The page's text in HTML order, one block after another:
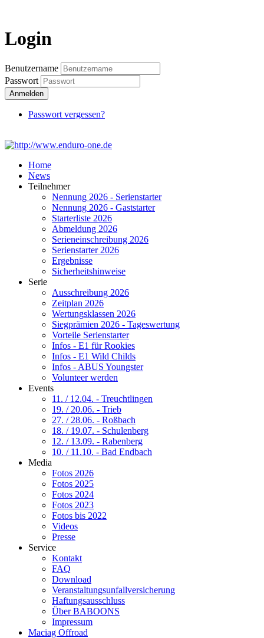
Login
Benutzername
Passwort
Anmelden
Passwort vergessen?
Home
News
Teilnehmer
Nennung 2026 - Serienstarter
Nennung 2026 - Gaststarter
Starterliste 2026
Abmeldung 2026
Serieneinschreibung 2026
Serienstarter 2026
Ergebnisse
Sicherheitshinweise
Serie
Ausschreibung 2026
Zeitplan 2026
Wertungsklassen 2026
Siegprämien 2026 - Tageswertung
Vorteile Serienstarter
Infos - E1 für Rookies
Infos - E1 Wild Childs
Infos - ABUS Youngster
Volunteer werden
Events
11. / 12.04. - Treuchtlingen
19. / 20.06. - Trieb
27. / 28.06. - Roßbach
18. / 19.07. - Schulenberg
12. / 13.09. - Rabenberg
10. / 11.10. - Bad Endbach
Media
Fotos 2026
Fotos 2025
Fotos 2024
Fotos 2023
Fotos bis 2022
Videos
Presse
Service
Kontakt
FAQ
Download
Veranstaltungsunfallversicherung
Haftungsausschluss
Über BABOONS
Impressum
Maciag Offroad